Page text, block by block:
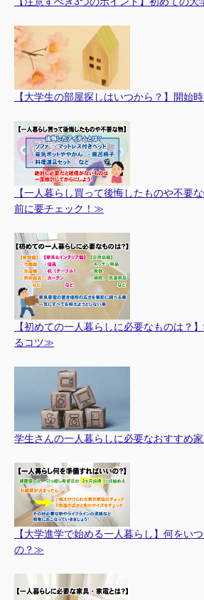
【大学生の部屋探しはいつから？】開始
【一人暮らし買って後悔したものや不要
前に要チェック！≫
【初めての一人暮らしに必要なものは？
るコツ≫
学生さんの一人暮らしに必要なおすすめ
【大学進学で始める一人暮らし】何をい
の？≫